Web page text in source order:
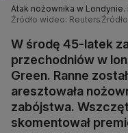
Atak nożownika w
Źródło wideo: Reuters
W środę 45-latek
przechodniów w
Green. Ranne
aresztowała
zabójstwa.
skomentował